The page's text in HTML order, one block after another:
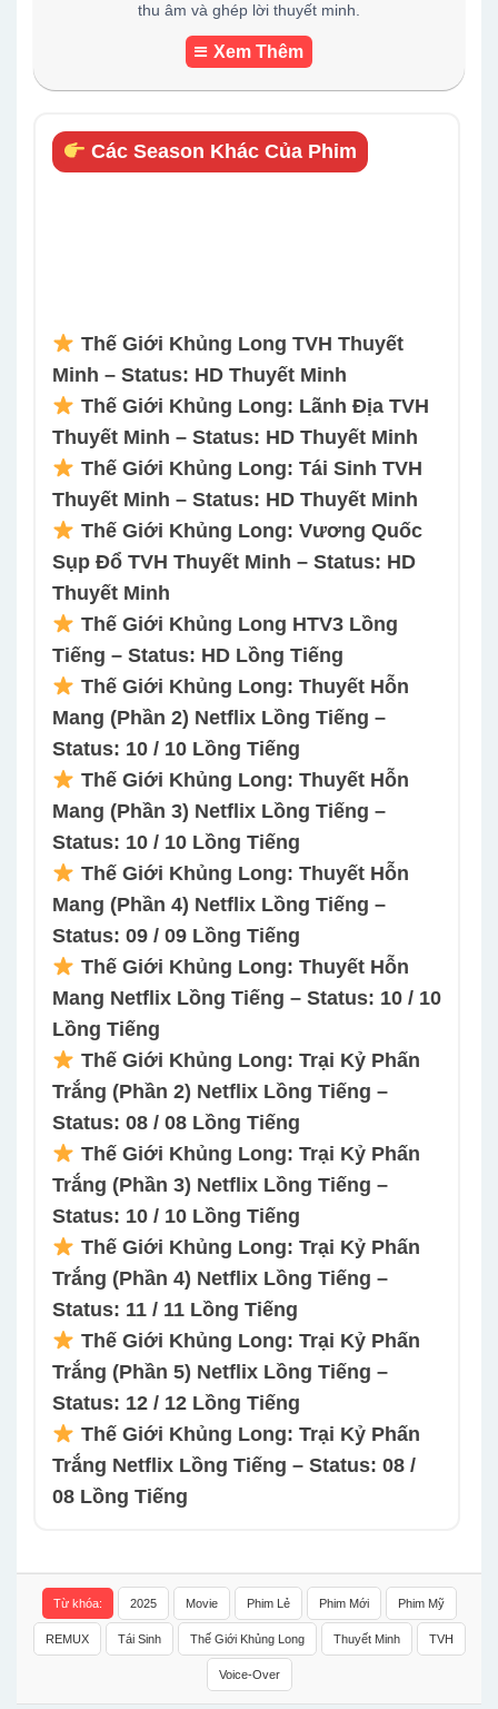
thu âm và ghép lời thuyết minh.
Xem Thêm
Các Season Khác Của Phim
Thế Giới Khủng Long TVH Thuyết
Minh – Status: HD Thuyết Minh
Thế Giới Khủng Long: Lãnh Địa TVH
Thuyết Minh – Status: HD Thuyết Minh
Thế Giới Khủng Long: Tái Sinh TVH
Thuyết Minh – Status: HD Thuyết Minh
Thế Giới Khủng Long: Vương Quốc
Sụp Đổ TVH Thuyết Minh – Status: HD
Thuyết Minh
Thế Giới Khủng Long HTV3 Lồng
Tiếng – Status: HD Lồng Tiếng
Thế Giới Khủng Long: Thuyết Hỗn
Mang (Phần 2) Netflix Lồng Tiếng –
Status: 10 / 10 Lồng Tiếng
Thế Giới Khủng Long: Thuyết Hỗn
Mang (Phần 3) Netflix Lồng Tiếng –
Status: 10 / 10 Lồng Tiếng
Thế Giới Khủng Long: Thuyết Hỗn
Mang (Phần 4) Netflix Lồng Tiếng –
Status: 09 / 09 Lồng Tiếng
Thế Giới Khủng Long: Thuyết Hỗn
Mang Netflix Lồng Tiếng – Status: 10 / 10
Lồng Tiếng
Thế Giới Khủng Long: Trại Kỷ Phấn
Trắng (Phần 2) Netflix Lồng Tiếng –
Status: 08 / 08 Lồng Tiếng
Thế Giới Khủng Long: Trại Kỷ Phấn
Trắng (Phần 3) Netflix Lồng Tiếng –
Status: 10 / 10 Lồng Tiếng
Thế Giới Khủng Long: Trại Kỷ Phấn
Trắng (Phần 4) Netflix Lồng Tiếng –
Status: 11 / 11 Lồng Tiếng
Thế Giới Khủng Long: Trại Kỷ Phấn
Trắng (Phần 5) Netflix Lồng Tiếng –
Status: 12 / 12 Lồng Tiếng
Thế Giới Khủng Long: Trại Kỷ Phấn
Trắng Netflix Lồng Tiếng – Status: 08 /
08 Lồng Tiếng
Từ khóa: 2025 Movie Phim Lẻ Phim Mới Phim Mỹ
REMUX Tái Sinh Thế Giới Khủng Long Thuyết Minh TVH
Voice-Over